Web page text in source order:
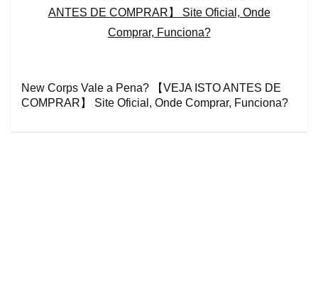
New Corps Vale a Pena? 【VEJA ISTO ANTES DE
COMPRAR】 Site Oficial, Onde Comprar, Funciona?